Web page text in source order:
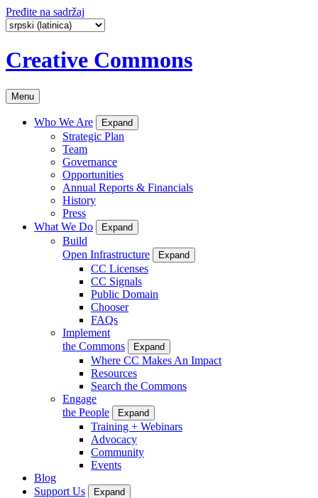
Pređite na sadržaj
Creative Commons
Menu
Who We Are Expand
Strategic Plan
Team
Governance
Opportunities
Annual Reports & Financials
History
Press
What We Do
Expand
Build
Open Infrastructure
Expand
CC Licenses
CC Signals
Public Domain
Chooser
FAQs
Implement
the Commons
Expand
Where CC Makes An Impact
Resources
Search the Commons
Engage
the People
Expand
Training + Webinars
Advocacy
Community
Events
Blog
Support Us
Expand